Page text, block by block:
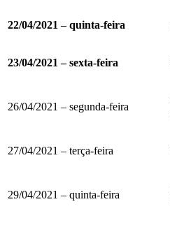
22/04/2021 – quinta-feira
23/04/2021 – sexta-feira
26/04/2021 – segunda-feira
27/04/2021 – terça-feira
29/04/2021 – quinta-feira